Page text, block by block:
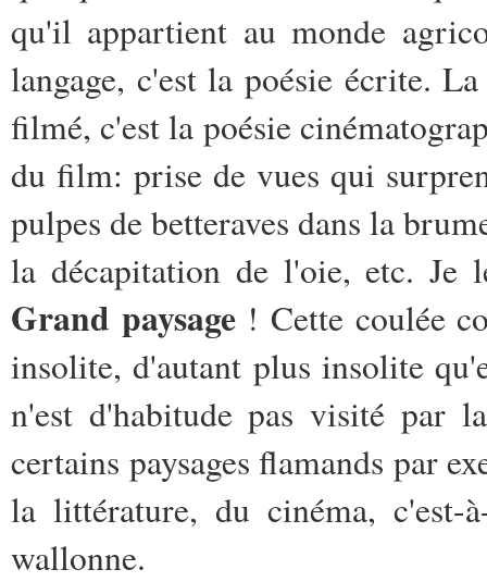
qu'il appartient au monde
langage, c'est la poésie écrite.
filmé, c'est la poésie
du film: prise de vues qui
pulpes de betteraves dans la
la décapitation de l'oie, etc. Je
Grand paysage ! Cette coulée
insolite, d'autant plus insolite
n'est d'habitude pas visité par
certains paysages flamands par
la littérature, du cinéma, c'est-
wallonne.